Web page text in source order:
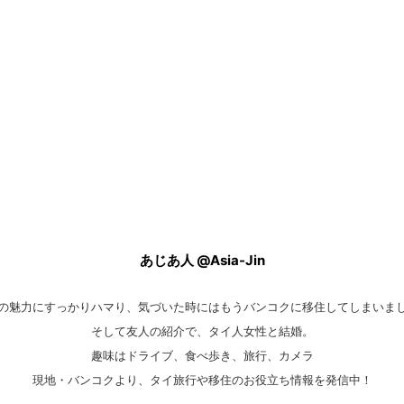
あじあ人 @Asia-Jin
魅力にすっかりハマり、気づいた時にはもうバンコクに移住してしまいま
そして友人の紹介で、タイ人女性と結婚。
趣味はドライブ、食べ歩き、旅行、カメラ
現地・バンコクより、タイ旅行や移住のお役立ち情報を発信中！